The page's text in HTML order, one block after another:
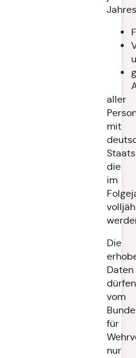
aller
mit
die
im
Die
Daten
dürfen
vom
für
nur